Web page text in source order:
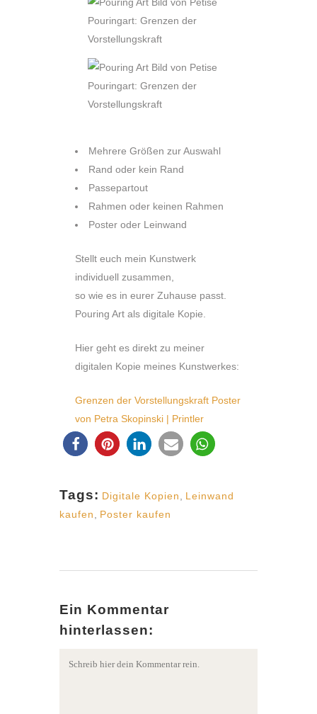
Mehrere Größen zur Auswahl
Rand oder kein Rand
Passepartout
Rahmen oder keinen Rahmen
Poster oder Leinwand
Stellt euch mein Kunstwerk
individuell zusammen,
so wie es in eurer Zuhause passt.
Pouring Art als digitale Kopie.
Hier geht es direkt zu meiner
digitalen Kopie meines Kunstwerkes:
Grenzen der Vorstellungskraft Poster
von Petra Skopinski | Printler
Tags: Digitale Kopien
Leinwand
kaufen
Poster kaufen
Ein Kommentar
hinterlassen: